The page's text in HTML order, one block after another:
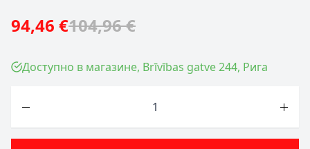
94,46 €104,96 €
Доступно в магазине, Brīvības gatve 244, Рига